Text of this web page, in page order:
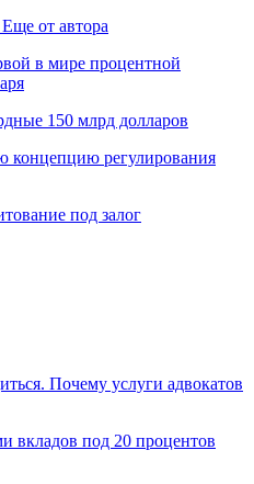
Еще от автора
в мире процентной
150 млрд долларов
концепцию регулирования
под залог
Почему услуги адвокатов
вкладов под 20 процентов